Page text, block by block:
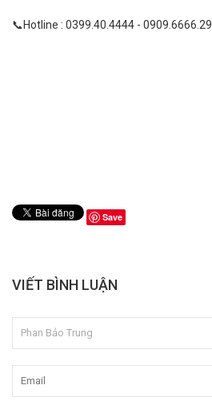
📞Hotline : 0399.40.4444 - 0909.6666.29
Save
VIẾT BÌNH LUẬN